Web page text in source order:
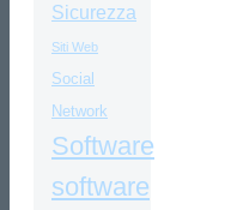
Sicurezza
Siti Web
Social
Network
Software
software